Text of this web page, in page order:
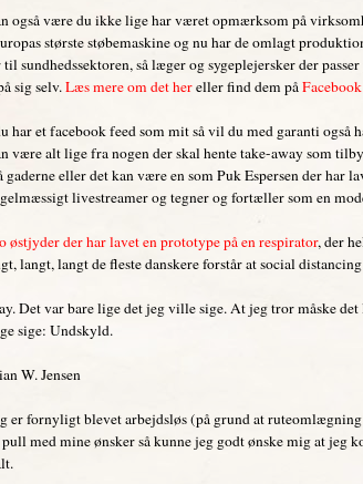
også være du ikke lige har været opmærksom på
største støbemaskine og nu har de omlagt
sundhedssektoren, så læger og sygeplejersker der
sig selv.Læs mere om det hereller find dem påFacebook
har et facebook feed som mit så vil du med garanti
være alt lige fra nogen der skal hente take-away som
gaderne eller det kan være en som Puk Espersen der har
livestreamer og tegner og fortæller som en
østjyder der har lavet en prototype på en respirator, der
langt, langt de fleste danskere forstår at social
Det var bare lige det jeg ville sige. At jeg tror måske
sige: Undskyld.
W. Jensen
er fornyligt blevet arbejdsløs (på grund at
med mine ønsker så kunne jeg godt ønske mig at jeg